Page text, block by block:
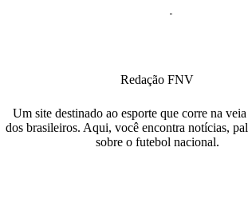
Redação FNV
Um site destinado ao esporte que corre na
dos brasileiros. Aqui, você encontra notícias,
sobre o futebol nacional.